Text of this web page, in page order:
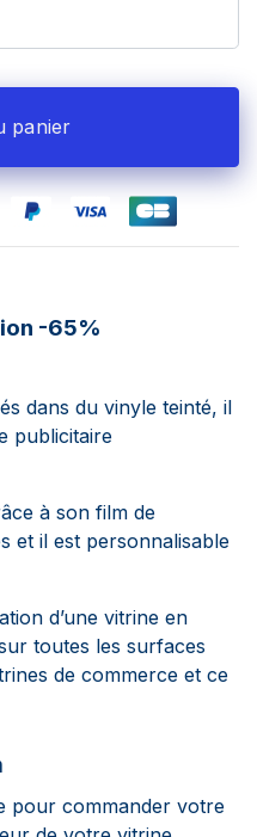
panier
-65%
dans du vinyle teinté, il
publicitaire
à son film de
et il est personnalisable
d’une vitrine en
toutes les surfaces
de commerce et ce
pour commander votre